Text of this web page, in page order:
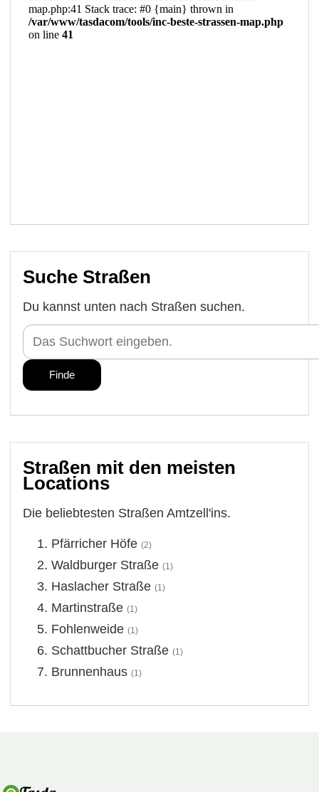
Suche Straßen
Du kannst unten nach Straßen suchen.
Straßen mit den meisten
Locations
Die beliebtesten Straßen Amtzell'ins.
Pfärricher Höfe (2)
Waldburger Straße (1)
Haslacher Straße (1)
Martinstraße (1)
Fohlenweide (1)
Schattbucher Straße (1)
Brunnenhaus (1)